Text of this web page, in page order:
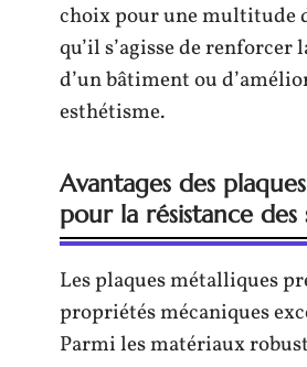
choix pour une multitude
qu’il s’agisse de renforcer
d’un bâtiment ou
esthétisme.
Avantages des
pour la résistance
Les plaques métalliques
propriétés mécaniques
Parmi les matériaux